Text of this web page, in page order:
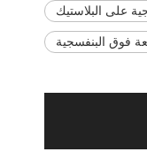
على البلاستيك
فوق البنفسجية